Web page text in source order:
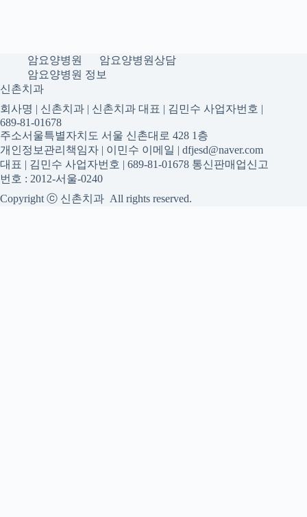
암요양병원
암요양병원상담
암요양병원 정보
신촌치과
회사명 | 신촌치과 | 신촌치과 대표 | 김민수 사업자번호 |
689-81-01678
주소서울특별자치도 서울 신촌대로 428 1층
개인정보관리책임자 | 이민수 이메일 | dfjesd@naver.com
대표 | 김민수 사업자번호 | 689-81-01678 통신판매업신고
번호 : 2012-서울-0240
Copyright ⓒ 신촌치과 All rights reserved.